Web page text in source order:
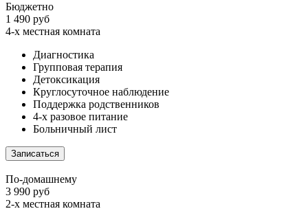
Бюджетно
1 490 руб
4-х местная комната
Диагностика
Групповая терапия
Детоксикация
Круглосуточное наблюдение
Поддержка родственников
4-х разовое питание
Больничный лист
Записаться
По-домашнему
3 990 руб
2-х местная комната